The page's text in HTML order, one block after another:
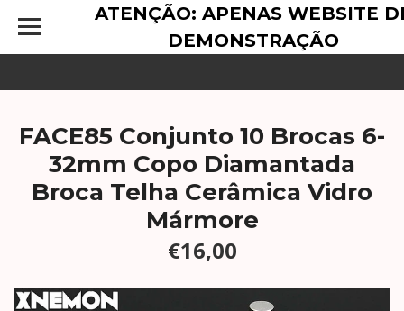
ATENÇÃO: APENAS WEBSITE
DEMONSTRAÇÃO
FACE85 Conjunto 10 Brocas 6-
32mm Copo Diamantada
Broca Telha Cerâmica Vidro
Mármore
€16,00